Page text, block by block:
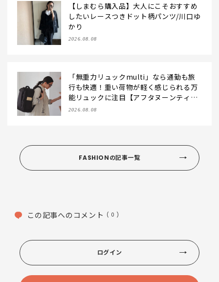
【しまむら購入品】大人にこそおすすめ
したいレースつきドット柄パンツ/川口ゆ
かり
2026.08.08
「無重力リュックmulti」なら通勤も旅
行も快適！重い荷物が軽く感じられる万
能リュックに注目【アフタヌーンティ
ー・リビング】
2026.08.08
FASHIONの記事一覧
この記事へのコメント ( 0 )
ログイン